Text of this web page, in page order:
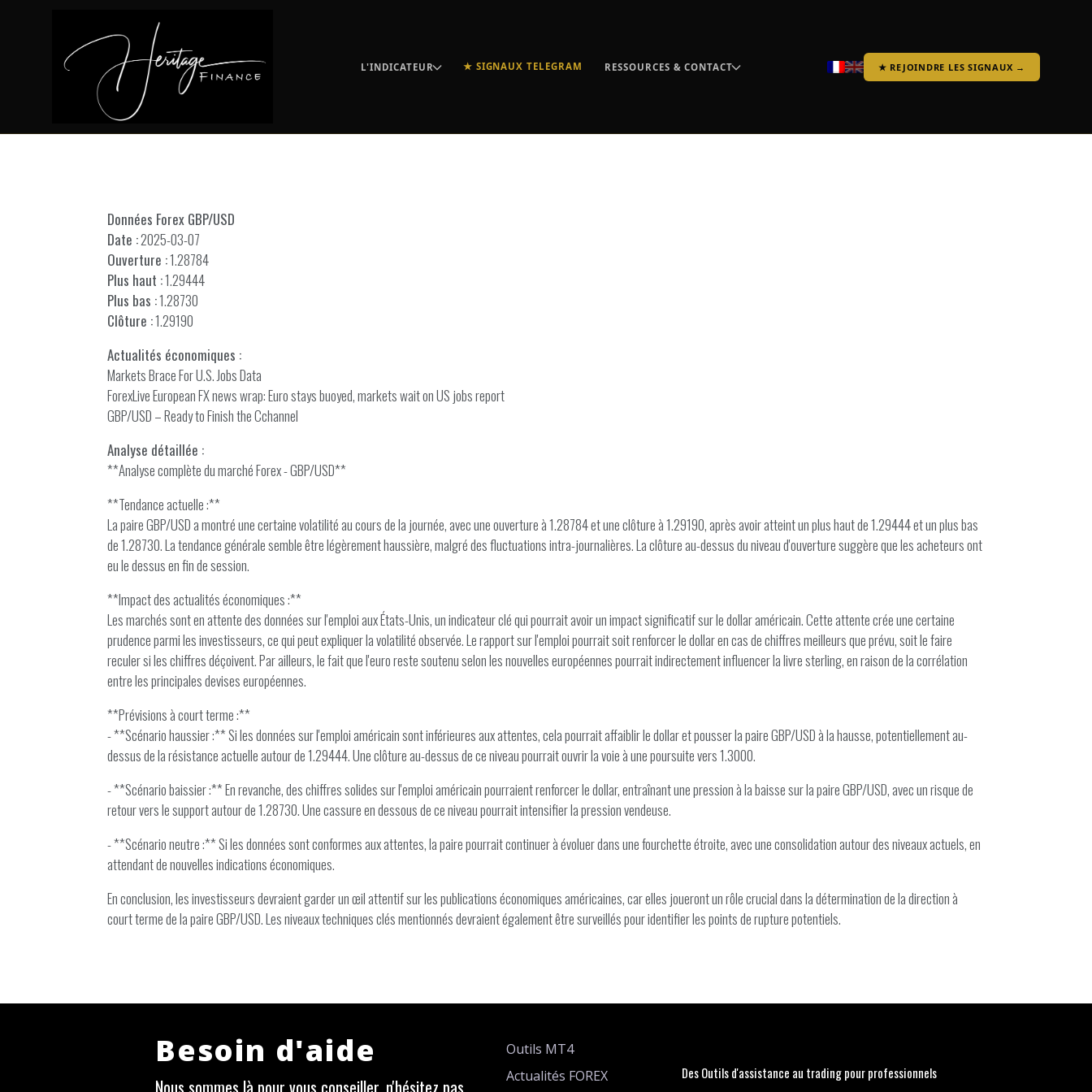
L'INDICATEUR ★ SIGNAUX TELEGRAM RESSOURCES & CONTACT ★ REJOINDRE LES SIGNAUX →
Données Forex GBP/USD
Date :2025-03-07
Ouverture :1.28784
Plus haut :1.29444
Plus bas :1.28730
Clôture :1.29190
Actualités économiques :
Markets Brace For U.S. Jobs Data
ForexLive European FX news wrap: Euro stays buoyed, markets wait on US jobs report
GBP/USD – Ready to Finish the Cchannel
Analyse détaillée :
**Analyse complète du marché Forex - GBP/USD**
**Tendance actuelle :**
La paire GBP/USD a montré une certaine volatilité au cours de la journée, avec une ouverture à 1.28784 et une clôture à 1.29190, après avoir atteint un plus haut de 1.29444 et un plus bas
de 1.28730. La tendance générale semble être légèrement haussière, malgré des fluctuations intra-journalières. La clôture au-dessus du niveau d'ouverture suggère que les acheteurs ont
eu le dessus en fin de session.
**Impact des actualités économiques :**
Les marchés sont en attente des données sur l'emploi aux États-Unis, un indicateur clé qui pourrait avoir un impact significatif sur le dollar américain. Cette attente crée une certaine
prudence parmi les investisseurs, ce qui peut expliquer la volatilité observée. Le rapport sur l'emploi pourrait soit renforcer le dollar en cas de chiffres meilleurs que prévu, soit le faire
reculer si les chiffres déçoivent. Par ailleurs, le fait que l'euro reste soutenu selon les nouvelles européennes pourrait indirectement influencer la livre sterling, en raison de la corrélation
entre les principales devises européennes.
**Prévisions à court terme :**
- **Scénario haussier :** Si les données sur l'emploi américain sont inférieures aux attentes, cela pourrait affaiblir le dollar et pousser la paire GBP/USD à la hausse, potentiellement au-
dessus de la résistance actuelle autour de 1.29444. Une clôture au-dessus de ce niveau pourrait ouvrir la voie à une poursuite vers 1.3000.
- **Scénario baissier :** En revanche, des chiffres solides sur l'emploi américain pourraient renforcer le dollar, entraînant une pression à la baisse sur la paire GBP/USD, avec un risque de
retour vers le support autour de 1.28730. Une cassure en dessous de ce niveau pourrait intensifier la pression vendeuse.
- **Scénario neutre :** Si les données sont conformes aux attentes, la paire pourrait continuer à évoluer dans une fourchette étroite, avec une consolidation autour des niveaux actuels, en
attendant de nouvelles indications économiques.
En conclusion, les investisseurs devraient garder un œil attentif sur les publications économiques américaines, car elles joueront un rôle crucial dans la détermination de la direction à
court terme de la paire GBP/USD. Les niveaux techniques clés mentionnés devraient également être surveillés pour identifier les points de rupture potentiels.
Besoin d'aide
Nous sommes là pour vous conseiller, n'hésitez pas
Outils MT4
Actualités FOREX
Des Outils d'assistance au trading pour professionnels